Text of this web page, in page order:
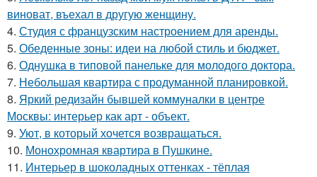
виноват, въехал в другую женщину.
4. Студия с французским настроением для аренды.
5. Обеденные зоны: идеи на любой стиль и бюджет.
6. Однушка в типовой панельке для молодого доктора.
7. Небольшая квартира с продуманной планировкой.
8. Яркий редизайн бывшей коммуналки в центре
Москвы: интерьер как арт - объект.
9. Уют, в который хочется возвращаться.
10. Монохромная квартира в Пушкине.
11. Интерьер в шоколадных оттенках - тёплая